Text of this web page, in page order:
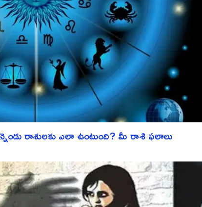
రాశులకు ఎలా ఉంటుంది? మీ రాశి ఫలాలు